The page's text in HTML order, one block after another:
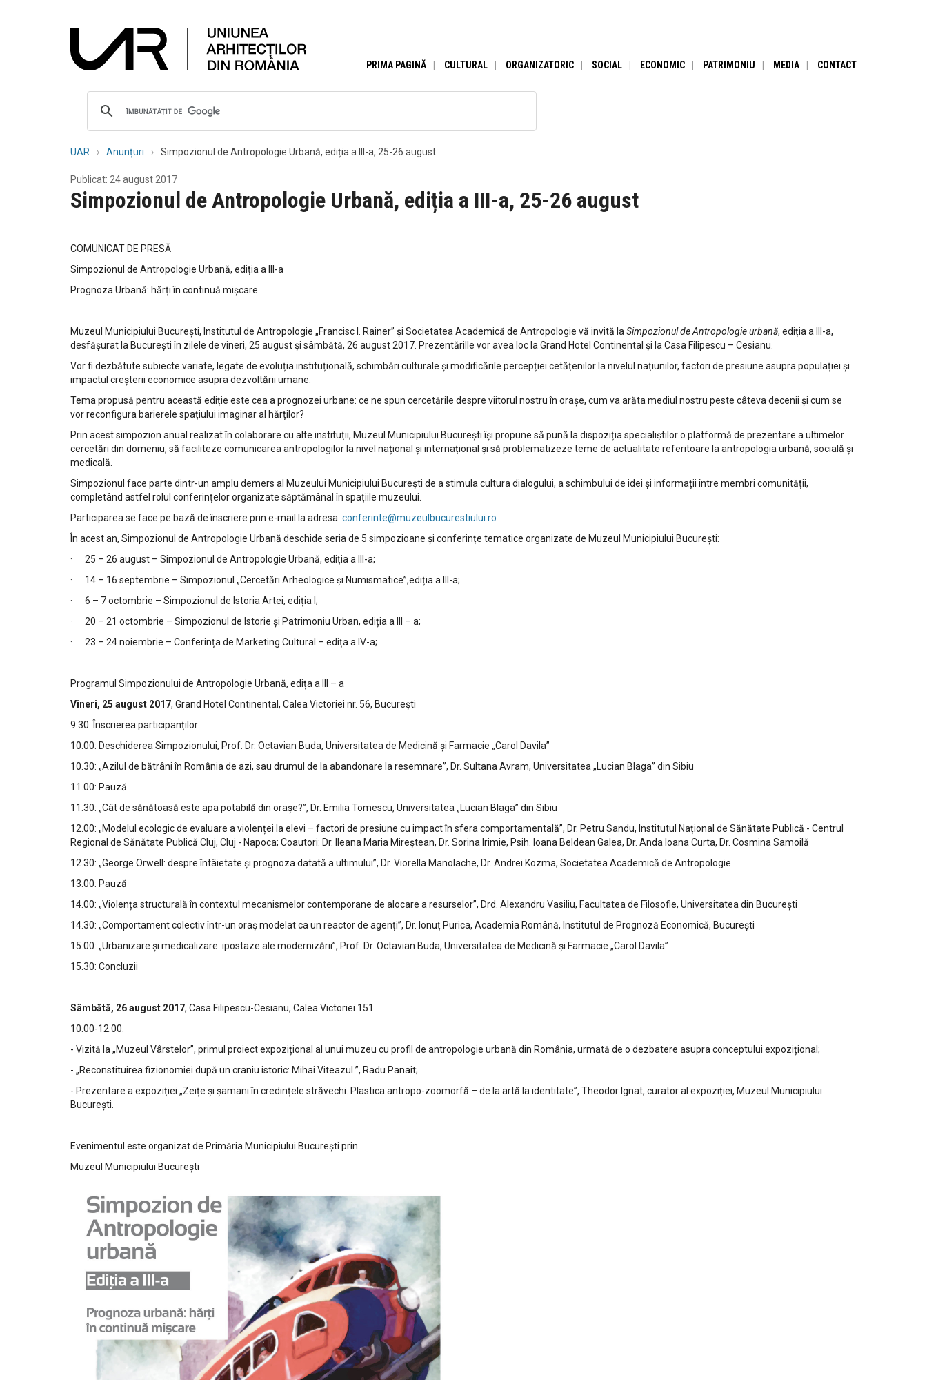
PRIMA PAGINĂ CULTURAL ORGANIZATORIC SOCIAL ECONOMIC PATRIMONIU MEDIA CONTACT
UAR Anunțuri Simpozionul de Antropologie Urbană, ediția a III-a, 25-26 august
Publicat: 24 august 2017
Simpozionul de Antropologie Urbană, ediția a III-a, 25-26 august
COMUNICAT DE PRESĂ
Simpozionul de Antropologie Urbană, ediția a III-a
Prognoza Urbană: hărți în continuă mișcare
Muzeul Municipiului București, Institutul de Antropologie „Francisc I. Rainer” și Societatea Academică de Antropologie vă invită la Simpozionul de Antropologie urbană, ediția a III-a,
desfășurat la București în zilele de vineri, 25 august și sâmbătă, 26 august 2017. Prezentărille vor avea loc la Grand Hotel Continental și la Casa Filipescu – Cesianu.
Vor fi dezbătute subiecte variate, legate de evoluția instituțională, schimbări culturale și modificările percepției cetățenilor la nivelul națiunilor, factori de presiune asupra populației și
impactul creșterii economice asupra dezvoltării umane.
Tema propusă pentru această ediție este cea a prognozei urbane: ce ne spun cercetările despre viitorul nostru în orașe, cum va arăta mediul nostru peste câteva decenii și cum se
vor reconfigura barierele spațiului imaginar al hărților?
Prin acest simpozion anual realizat în colaborare cu alte instituții, Muzeul Municipiului București își propune să pună la dispoziția specialiștilor o platformă de prezentare a ultimelor
cercetări din domeniu, să faciliteze comunicarea antropologilor la nivel național și internațional și să problematizeze teme de actualitate referitoare la antropologia urbană, socială și
medicală.
Simpozionul face parte dintr-un amplu demers al Muzeului Municipiului București de a stimula cultura dialogului, a schimbului de idei și informații între membri comunității,
completând astfel rolul conferințelor organizate săptămânal în spațiile muzeului.
Participarea se face pe bază de înscriere prin e-mail la adresa: conferinte@muzeulbucurestiului.ro
În acest an, Simpozionul de Antropologie Urbană deschide seria de 5 simpozioane și conferințe tematice organizate de Muzeul Municipiului București:
· 25 – 26 august – Simpozionul de Antropologie Urbană, ediția a III-a;
· 14 – 16 septembrie – Simpozionul „Cercetări Arheologice și Numismatice”,ediția a III-a;
· 6 – 7 octombrie – Simpozionul de Istoria Artei, ediția I;
· 20 – 21 octombrie – Simpozionul de Istorie și Patrimoniu Urban, ediția a III – a;
· 23 – 24 noiembrie – Conferința de Marketing Cultural – edița a IV-a;
Programul Simpozionului de Antropologie Urbană, edița a III – a
Vineri, 25 august 2017, Grand Hotel Continental, Calea Victoriei nr. 56, București
9.30: Înscrierea participanților
10.00: Deschiderea Simpozionului, Prof. Dr. Octavian Buda, Universitatea de Medicină și Farmacie „Carol Davila”
10.30: „Azilul de bătrâni în România de azi, sau drumul de la abandonare la resemnare”, Dr. Sultana Avram, Universitatea „Lucian Blaga” din Sibiu
11.00: Pauză
11.30: „Cât de sănătoasă este apa potabilă din orașe?”, Dr. Emilia Tomescu, Universitatea „Lucian Blaga” din Sibiu
12.00: „Modelul ecologic de evaluare a violenței la elevi – factori de presiune cu impact în sfera comportamentală”, Dr. Petru Sandu, Institutul Național de Sănătate Publică - Centrul
Regional de Sănătate Publică Cluj, Cluj - Napoca; Coautori: Dr. Ileana Maria Mireștean, Dr. Sorina Irimie, Psih. Ioana Beldean Galea, Dr. Anda Ioana Curta, Dr. Cosmina Samoilă
12.30: „George Orwell: despre întâietate și prognoza datată a ultimului”, Dr. Viorella Manolache, Dr. Andrei Kozma, Societatea Academică de Antropologie
13.00: Pauză
14.00: „Violența structurală în contextul mecanismelor contemporane de alocare a resurselor”, Drd. Alexandru Vasiliu, Facultatea de Filosofie, Universitatea din București
14.30: „Comportament colectiv într-un oraș modelat ca un reactor de agenți”, Dr. Ionuț Purica, Academia Română, Institutul de Prognoză Economică, București
15.00: „Urbanizare și medicalizare: ipostaze ale modernizării”, Prof. Dr. Octavian Buda, Universitatea de Medicină și Farmacie „Carol Davila”
15.30: Concluzii
Sâmbătă, 26 august 2017, Casa Filipescu-Cesianu, Calea Victoriei 151
10.00-12.00:
- Vizită la „Muzeul Vârstelor”, primul proiect expozițional al unui muzeu cu profil de antropologie urbană din România, urmată de o dezbatere asupra conceptului expozițional;
- „Reconstituirea fizionomiei după un craniu istoric: Mihai Viteazul ”, Radu Panait;
- Prezentare a expoziției „Zeițe și șamani în credințele străvechi. Plastica antropo-zoomorfă – de la artă la identitate”, Theodor Ignat, curator al expoziției, Muzeul Municipiului
București.
Evenimentul este organizat de Primăria Municipiului București prin
Muzeul Municipiului București